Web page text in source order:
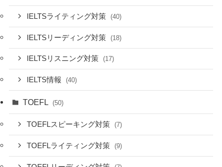
IELTSライティング対策 (40)
IELTSリーディング対策 (18)
IELTSリスニング対策 (17)
IELTS情報 (40)
TOEFL (50)
TOEFLスピーキング対策 (7)
TOEFLライティング対策 (9)